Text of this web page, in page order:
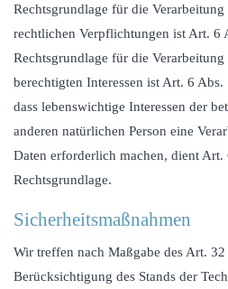
Rechtsgrundlage für die
rechtlichen Verpflichtungen ist Art. 6
Rechtsgrundlage für die
berechtigten Interessen ist Art. 6
dass lebenswichtige Interessen der
anderen natürlichen Person eine
Daten erforderlich machen, dient
Rechtsgrundlage.
Sicherheitsmaßnahmen
Wir treffen nach Maßgabe des Art.
Berücksichtigung des Stands der